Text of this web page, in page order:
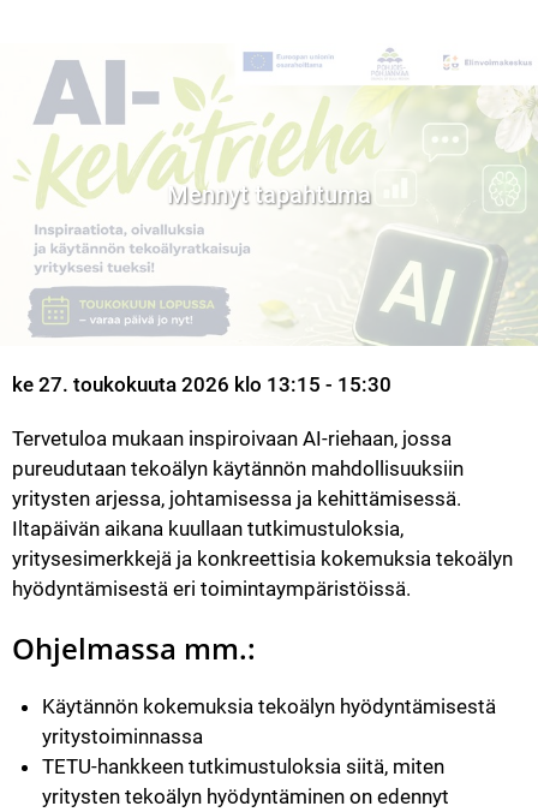
Mennyt tapahtuma
ke 27. toukokuuta 2026 klo 13:15 - 15:30
Tervetuloa mukaan inspiroivaan AI-riehaan, jossa
pureudutaan tekoälyn käytännön mahdollisuuksiin
yritysten arjessa, johtamisessa ja kehittämisessä.
Iltapäivän aikana kuullaan tutkimustuloksia,
yritysesimerkkejä ja konkreettisia kokemuksia tekoälyn
hyödyntämisestä eri toimintaympäristöissä.
Ohjelmassa mm.:
Käytännön kokemuksia tekoälyn hyödyntämisestä
yritystoiminnassa
TETU-hankkeen tutkimustuloksia siitä, miten
yritysten tekoälyn hyödyntäminen on edennyt